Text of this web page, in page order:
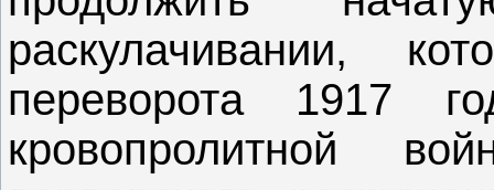
раскулачивании,
переворота 1917
кровопролитной